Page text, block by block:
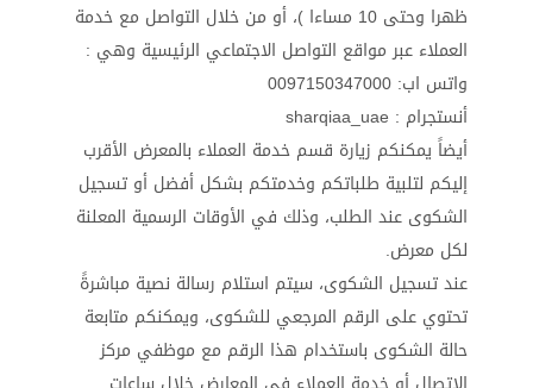
ظهرا وحتى 10 مساءا )، أو من خلال التواصل مع خدمة
العملاء عبر مواقع التواصل الاجتماعي الرئيسية وهي :
واتس اب: 0097150347000
أنستجرام : sharqiaa_uae
أيضاً يمكنكم زيارة قسم خدمة العملاء بالمعرض الأقرب
إليكم لتلبية طلباتكم وخدمتكم بشكل أفضل أو تسجيل
الشكوى عند الطلب، وذلك في الأوقات الرسمية المعلنة
لكل معرض.
عند تسجيل الشكوى، سيتم استلام رسالة نصية مباشرةً
تحتوي على الرقم المرجعي للشكوى، ويمكنكم متابعة
حالة الشكوى باستخدام هذا الرقم مع موظفي مركز